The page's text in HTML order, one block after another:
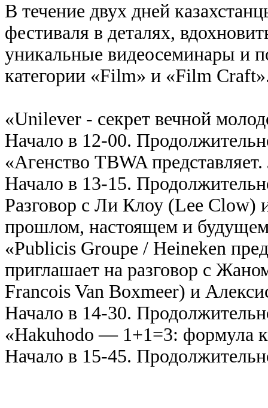
В течение двух дней
фестиваля в деталях,
уникальные видеосеминары и
категории «Film» и «Film
«Unilever - секрет вечной
Начало в 12-00.
«Агенство TBWA
Начало в 13-15.
Разговор с Ли Клоу (Lee
прошлом, настоящем и
«Publicis Groupe / Heineken
приглашает на разговор с
Francois Van Boxmeer) и
Начало в 14-30.
«Hakuhodo — 1+1=3: формула
Начало в 15-45.